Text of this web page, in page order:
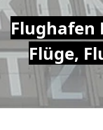
Air
Live
Flughafen
Flüge,